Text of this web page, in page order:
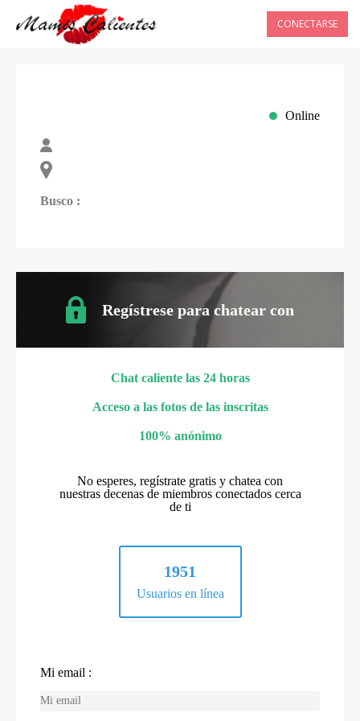
CONECTARSE
Online
Busco :
Regístrese para chatear con
Chat caliente las 24 horas
Acceso a las fotos de las inscritas
100% anónimo
No esperes, regístrate gratis y chatea con
nuestras decenas de miembros conectados cerca
de ti
1951
Usuarios en línea
Mi email :